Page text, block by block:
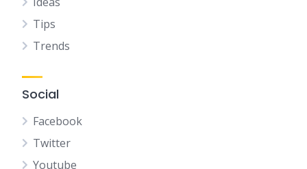
Tips
Trends
Social
Facebook
Twitter
Youtube